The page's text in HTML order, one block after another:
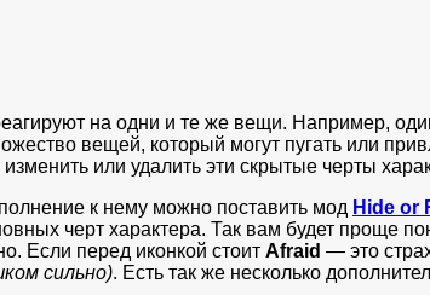
на одни и те же вещи. Например,
вещей, который могут пугать или
или удалить эти скрытые черты
к нему можно поставить мод Hide or
черт характера. Так вам будет проще
Если перед иконкой стоит Afraid — это
сильно). Есть так же несколько